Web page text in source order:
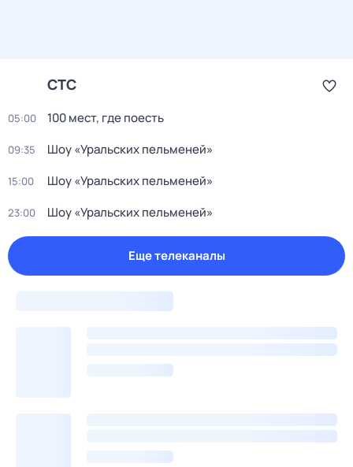
СТС
05:00 100 мест, где поесть
09:35 Шоу «Уральских пельменей»
15:00 Шоу «Уральских пельменей»
23:00 Шоу «Уральских пельменей»
Еще телеканалы